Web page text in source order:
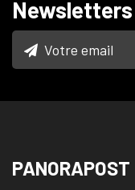
Newsletters
PANORAPOST